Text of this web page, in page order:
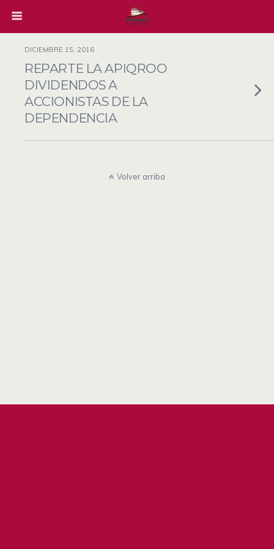
DICIEMBRE 15, 2016
REPARTE LA APIQROO
DIVIDENDOS A
ACCIONISTAS DE LA
DEPENDENCIA
Volver arriba